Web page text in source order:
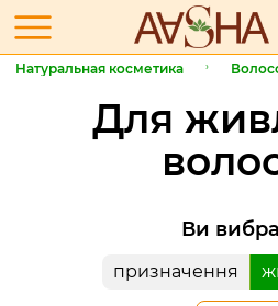
Натуральная косметика
Для
Ви
призначення